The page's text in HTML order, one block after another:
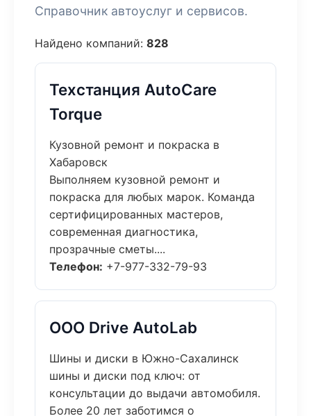
Справочник автоуслуг и сервисов.
Найдено компаний: 828
Техстанция AutoCare
Torque
Кузовной ремонт и покраска в
Хабаровск
Выполняем кузовной ремонт и
покраска для любых марок. Команда
сертифицированных мастеров,
современная диагностика,
прозрачные сметы....
Телефон: +7-977-332-79-93
ООО Drive AutoLab
Шины и диски в Южно-Сахалинск
шины и диски под ключ: от
консультации до выдачи автомобиля.
Более 20 лет заботимся о